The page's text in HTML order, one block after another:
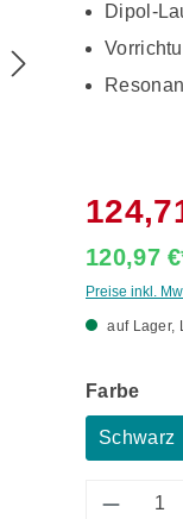
Dipol-
120,97
Preise inkl.
auf Lager,
Farbe
Schwarz